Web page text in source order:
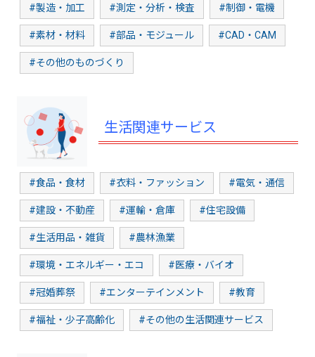
#製造・加工 #測定・分析・検査 #制御・電機
#素材・材料 #部品・モジュール #CAD・CAM
#その他のものづくり
生活関連サービス
#食品・食材 #衣料・ファッション #電気・通信
#建設・不動産 #運輸・倉庫 #住宅設備
#生活用品・雑貨 #農林漁業
#環境・エネルギー・エコ #医療・バイオ
#冠婚葬祭 #エンターテインメント #教育
#福祉・少子高齢化 #その他の生活関連サービス